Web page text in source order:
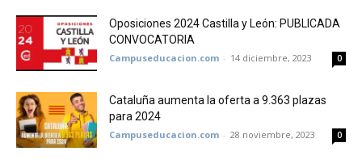
Oposiciones 2024 Castilla y León: PUBLICADA
CONVOCATORIA
Campuseducacion.com - 14 diciembre, 2023 0
Cataluña aumenta la oferta a 9.363 plazas
para 2024
Campuseducacion.com - 28 noviembre, 2023 0